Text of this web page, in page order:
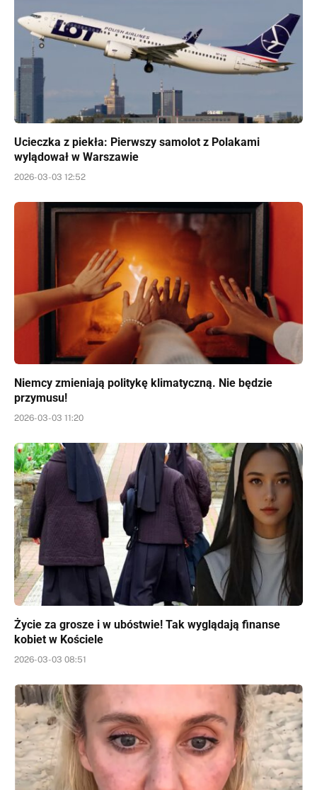
Ucieczka z piekła: Pierwszy samolot z Polakami
wylądował w Warszawie
2026-03-03 12:52
Niemcy zmieniają politykę klimatyczną. Nie będzie
przymusu!
2026-03-03 11:20
Życie za grosze i w ubóstwie! Tak wyglądają finanse
kobiet w Kościele
2026-03-03 08:51